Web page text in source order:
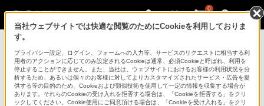
0
NEX-5N
当社ウェブサイトでは快適な閲覧のためにCookieを利用しておりま
す。
プライバシー設定、ログイン、フォームへの入力等、サービスのリクエストに相当する利
用者のアクションに応じてのみ設定されるCookieは通常、必須Cookieと呼ばれ、利用を
停止することができません。また、当社は、ウェブサイトにおけるお客様の利用状況を分
析するため、あるいは個々のお客様に対してよりカスタマイズされたサービス・広告を提
供する等の目的のため、Cookieおよび類似技術を使用して一定の情報を収集する場合が
あります。それらのCookieの受け入れを拒否する場合は、「Cookieを拒否する」をクリ
ックしてください。Cookie使用にご同意頂ける場合は、「Cookieを受け入れる」をクリ